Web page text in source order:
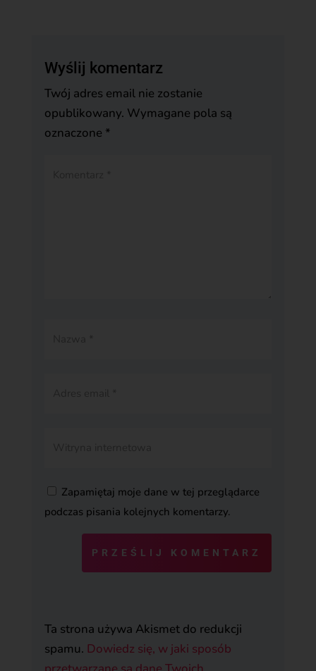
Wyślij komentarz
Twój adres email nie zostanie
opublikowany. Wymagane pola są
oznaczone *
Zapamiętaj moje dane w tej przeglądarce
podczas pisania kolejnych komentarzy.
PRZEŚLIJ KOMENTARZ
Ta strona używa Akismet do redukcji
spamu. Dowiedz się, w jaki sposób